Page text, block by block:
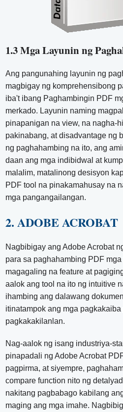
1.3 Mga Layunin ng
Ang pangunahing layunin ng
magbigay ng komprehensibong
iba't ibang Paghambingin PDF
merkado. Layunin naming
pinapanigan na view, na nagha-
pakinabang, at disadvantage ng
ng paghahambing na ito, ang
daan ang mga indibidwal at
malalim, matalinong desisyon
PDF tool na pinakamahusay na
mga pangangailangan.
2. ADOBE ACROBAT
Nagbibigay ang Adobe Acrobat
para sa paghahambing PDF
magagaling na feature at
aalok ang tool na ito ng intuitive
ihambing ang dalawang
itinatampok ang mga
pagkakakilanlan.
Nag-aalok ng isang industriya-
pinapadali ng Adobe Acrobat
pagpirma, at siyempre,
compare function nito ng
nakitang pagbabago kabilang
maging ang mga imahe.